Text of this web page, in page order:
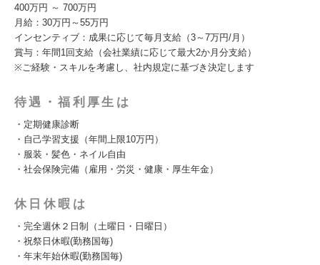
400万円 ～ 700万円
月給：30万円～55万円
インセンティブ：成果に応じて毎月支給（3～7万円/月）
賞与：年間1回支給（会社業績に応じて最大2か月分支給）
※ご経験・スキルを考慮し、社内規定に基づき決定します
待遇・福利厚生は
・定期健康診断
・自己学習支援（年間上限10万円）
・服装・髪色・ネイル自由
・社会保険完備（雇用・労災・健康・厚生年金）
休日休暇は
・完全週休２日制（土曜日・日曜日）
・祝祭日休暇(勤務国毎)
・年末年始休暇(勤務国毎)